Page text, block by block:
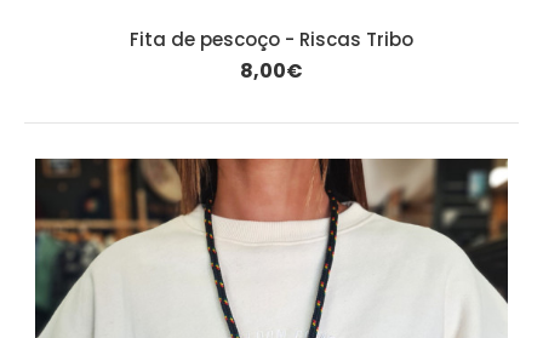
Fita de pescoço - Riscas Tribo
8,00€